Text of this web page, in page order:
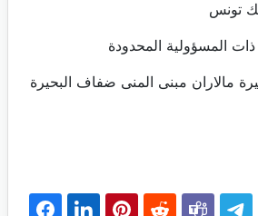
تونس
المسؤولية المحدودة
مالاران مبنى المنى ضفاف البحيرة